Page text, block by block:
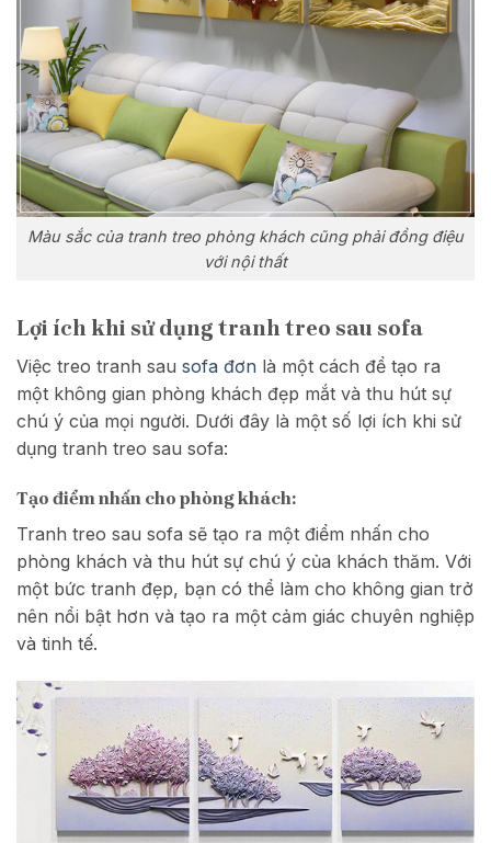
Màu sắc của tranh treo phòng khách cũng phải đồng điệu
với nội thất
Lợi ích khi sử dụng tranh treo sau sofa
Việc treo tranh sau sofa đơn là một cách để tạo ra
một không gian phòng khách đẹp mắt và thu hút sự
chú ý của mọi người. Dưới đây là một số lợi ích khi sử
dụng tranh treo sau sofa:
Tạo điểm nhấn cho phòng khách:
Tranh treo sau sofa sẽ tạo ra một điểm nhấn cho
phòng khách và thu hút sự chú ý của khách thăm. Với
một bức tranh đẹp, bạn có thể làm cho không gian trở
nên nổi bật hơn và tạo ra một cảm giác chuyên nghiệp
và tinh tế.